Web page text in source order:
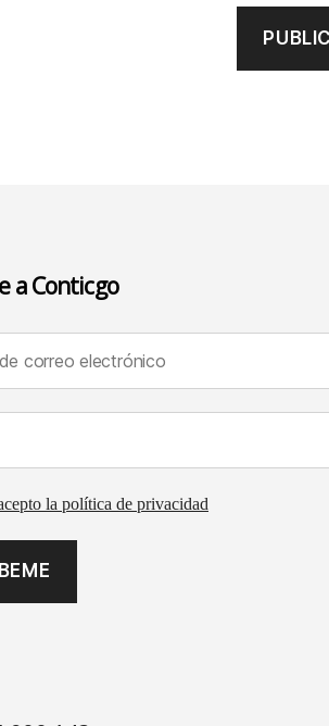
a Conticgo
política de privacidad
la política de privacidad